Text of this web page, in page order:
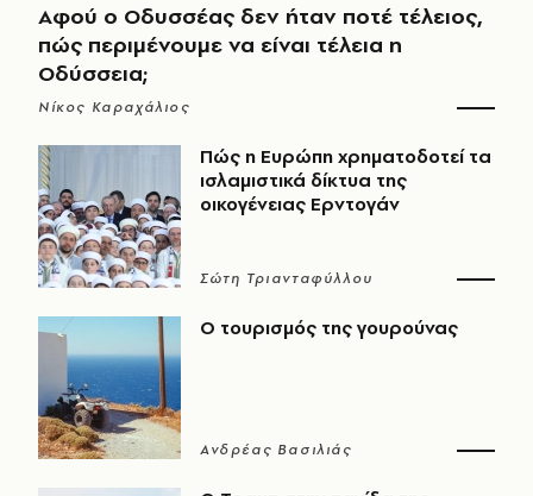
Αφού ο Οδυσσέας δεν ήταν ποτέ τέλειος,
πώς περιμένουμε να είναι τέλεια η
Οδύσσεια;
Νίκος Καραχάλιος
Πώς η Ευρώπη χρηματοδοτεί τα
ισλαμιστικά δίκτυα της
οικογένειας Ερντογάν
Σώτη Τριανταφύλλου
Ο τουρισμός της γουρούνας
Ανδρέας Βασιλιάς